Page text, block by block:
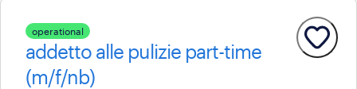
operational
addetto alle pulizie part-time
(m/f/nb)